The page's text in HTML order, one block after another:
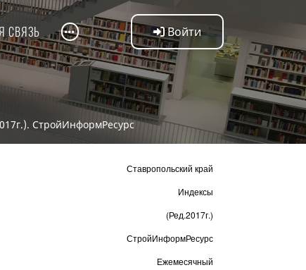
Войти
СВЯЗЬ
СтройИнформРесурс
Ставропольский край
Индексы
(Ред.2017г.)
СтройИнформРесурс
Ежемесячный